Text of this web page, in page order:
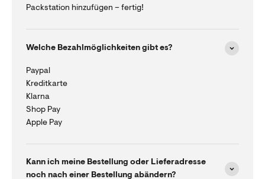
Packstation hinzufügen – fertig!
Welche Bezahlmöglichkeiten gibt es?
Paypal
Kreditkarte
Klarna
Shop Pay
Apple Pay
Kann ich meine Bestellung oder Lieferadresse
noch nach einer Bestellung abändern?